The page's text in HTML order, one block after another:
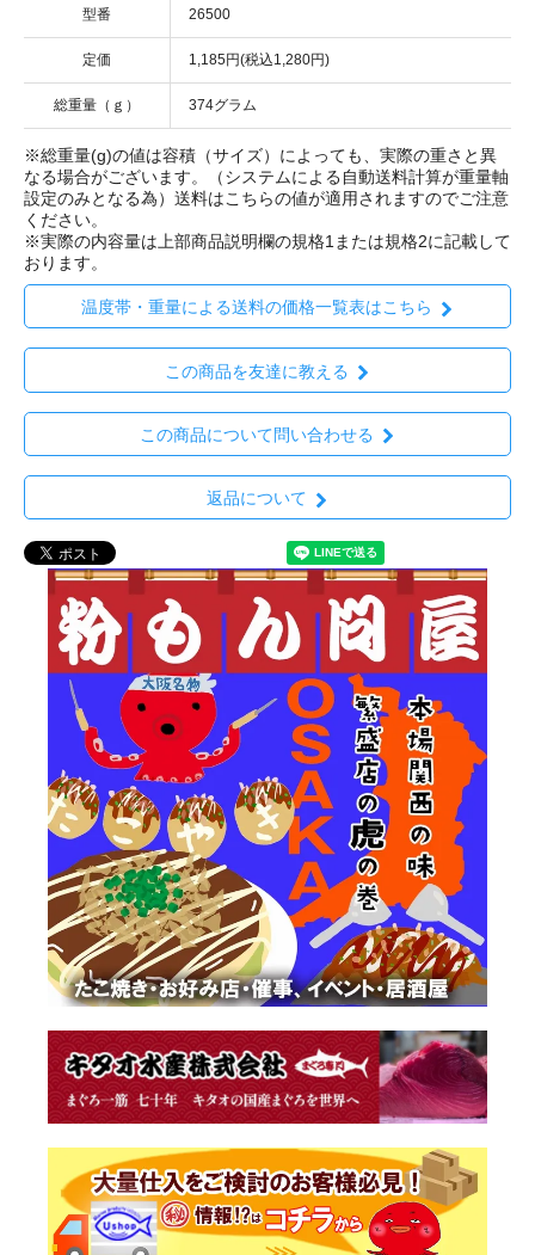
型番 26500
定価 1,185円(税込1,280円)
総重量（ｇ） 374グラム
※総重量(g)の値は容積（サイズ）によっても、実際の重さと異
なる場合がございます。（システムによる自動送料計算が重量軸
設定のみとなる為）送料はこちらの値が適用されますのでご注意
ください。
※実際の内容量は上部商品説明欄の規格1または規格2に記載して
おります。
温度帯・重量による送料の価格一覧表はこちら
この商品を友達に教える
この商品について問い合わせる
返品について